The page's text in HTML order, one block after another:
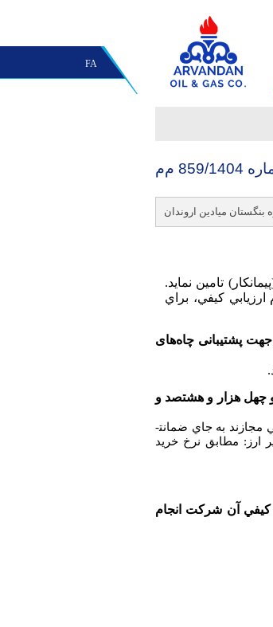
FA
میادین اروندان
تامین نمايد.
کيفي، براي
پشتیبانی چاه‌های
( یکصد و چهل هزار و هشتصد و
شماره 123402/ت 50659 ه‍ مورخ 22/09/94): اشخاص ايراني مجازند به جاي ضمانت­
ارز: مطابق نرخ خرید
كيفي آن شركت انجام